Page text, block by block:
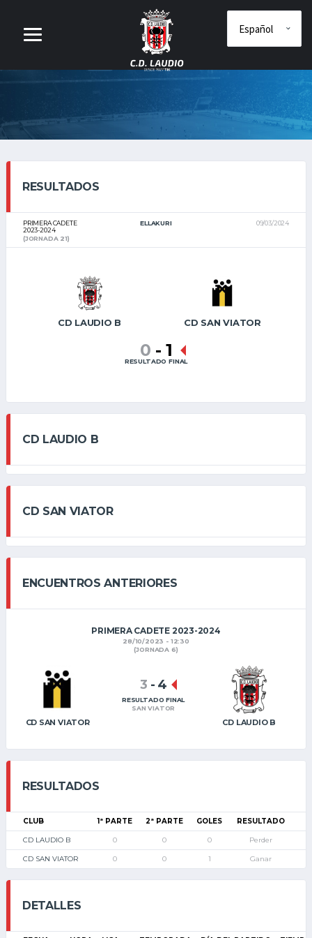
RESULTADOS
PRIMERA CADETE
2023-2024
ELLAKURI
09/03/2024
(JORNADA 21)
CD LAUDIO B CD SAN VIATOR
0 - 1
RESULTADO FINAL
CD LAUDIO B
CD SAN VIATOR
ENCUENTROS ANTERIORES
PRIMERA CADETE 2023-2024
28/10/2023 - 12:30
(JORNADA 6)
CD SAN VIATOR CD LAUDIO B
3 - 4
RESULTADO FINAL
SAN VIATOR
RESULTADOS
CLUB 1ª PARTE 2ª PARTE GOLES RESULTADO
CD LAUDIO B 0 0 0 Perder
CD SAN VIATOR 0 0 1 Ganar
DETALLES